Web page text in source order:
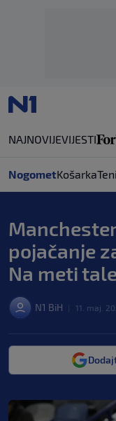
NAJNOVIJEVIJESTI
NogometKošarka
pojačanje
Na meti
N1 BiH 11. maj.